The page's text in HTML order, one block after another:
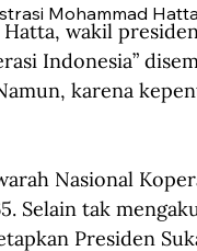
Mohammad
wakil
Indonesia”
karena
Nasional
Selain tak
Presiden